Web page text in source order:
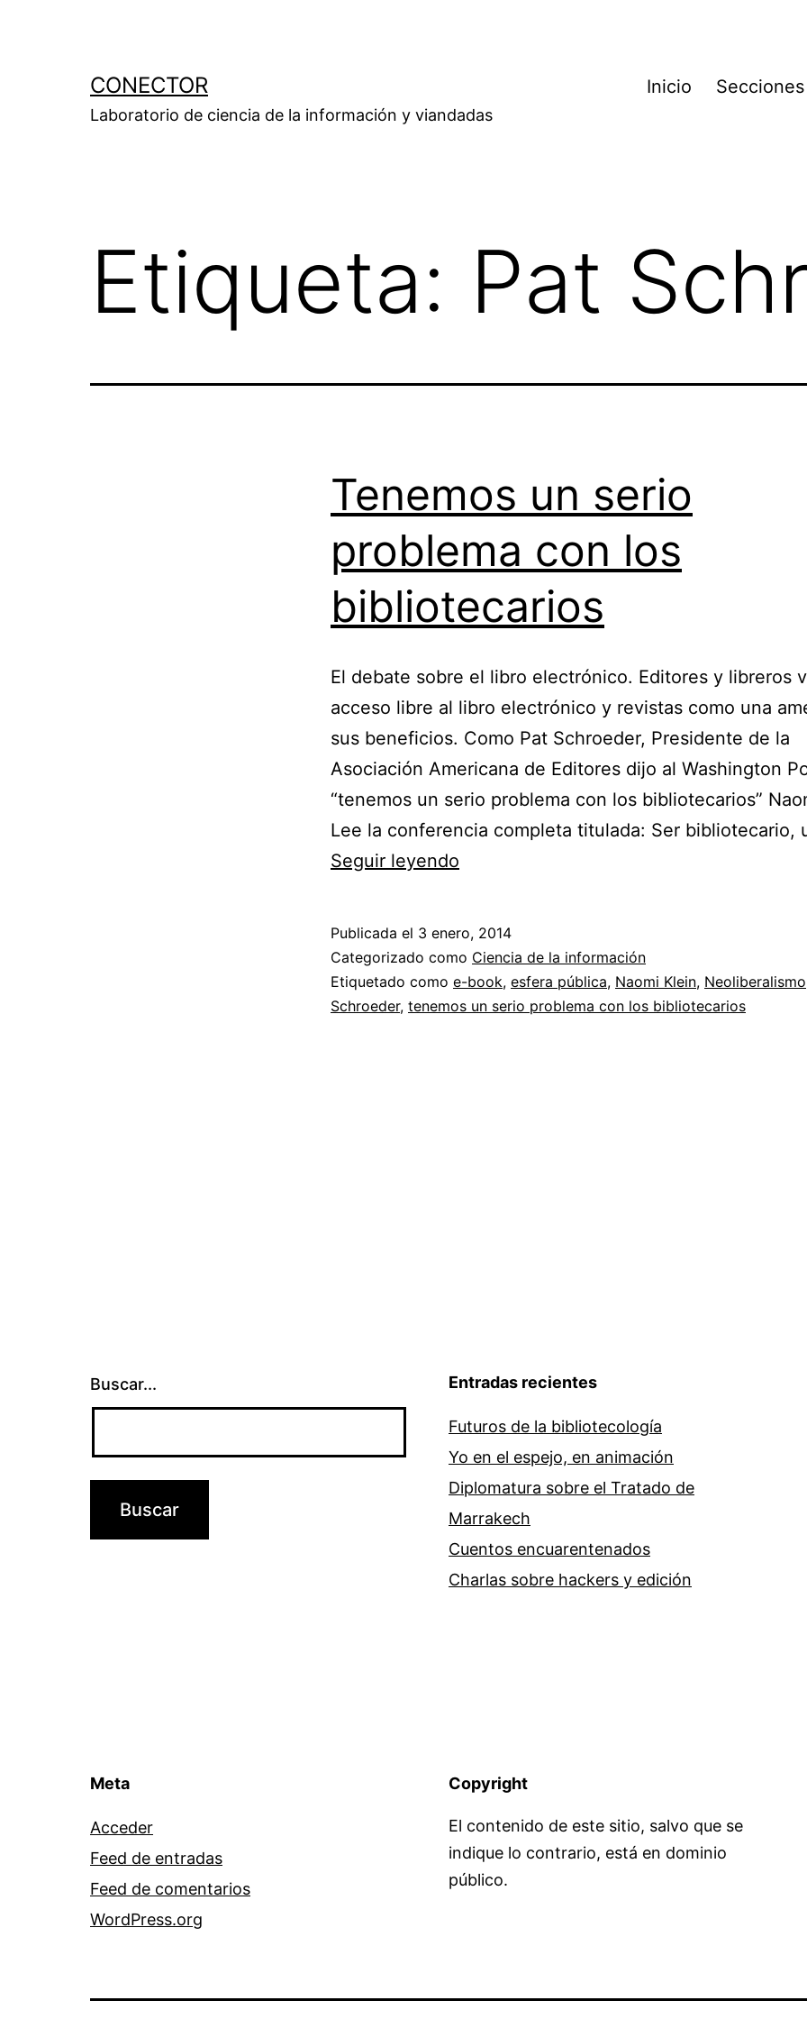
CONECTOR
Laboratorio de ciencia de la información y viandadas
Inicio Secciones
Etiqueta: Pat
Tenemos un serio
problema con los
bibliotecarios
El debate sobre el libro electrónico. Editores y libreros
acceso libre al libro electrónico y revistas como una
sus beneficios. Como Pat Schroeder, Presidente de la
Asociación Americana de Editores dijo al Washington
“tenemos un serio problema con los bibliotecarios”
Lee la conferencia completa titulada: Ser bibliotecario,
Seguir leyendo
problema
con
los
Publicada el 3 enero, 2014
Categorizado como Ciencia de la información
Etiquetado como e-book, esfera pública, Naomi Klein, Neoliberalismo
Schroeder, tenemos un serio problema con los bibliotecarios
Buscar... Entradas recientes
Futuros de la bibliotecología
Yo en el espejo, en animación
Diplomatura sobre el Tratado de
Marrakech
Cuentos encuarentenados
Charlas sobre hackers y edición
Meta
Acceder
Feed de entradas
Feed de comentarios
WordPress.org
Copyright
El contenido de este sitio, salvo que se
indique lo contrario, está en dominio
público.